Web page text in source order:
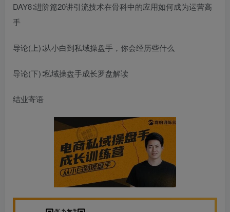
DAY8∶进阶篇20讲引流技术在骨科中的应用如何成为运营高
手
导论(上)∶从小白到私域操盘手，你会经历些什么
导论(下)∶私域操盘手成长罗盘解读
结业寄语